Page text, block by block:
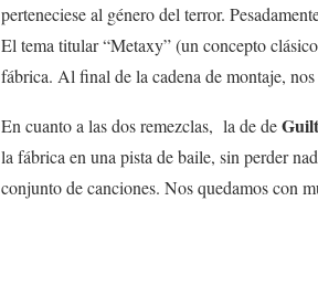
perteneciese al género del terror.
El tema titular “Metaxy” (un concepto
fábrica. Al final de la cadena de montaje,
En cuanto a las dos remezclas, la de de
la fábrica en una pista de baile, sin perder
conjunto de canciones. Nos quedamos con